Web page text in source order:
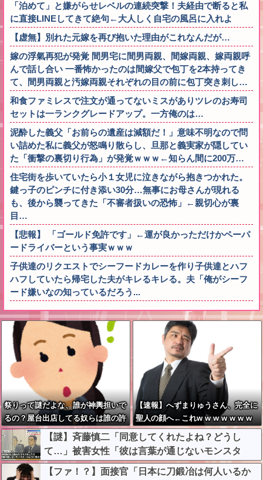
「泊めて」と嫌がらせレベルの連続突撃！夫経由で断ると私
に直接LINEしてきて絶句←大人しく自宅の風呂に入れよ
【虚無】別れた元嫁を再び抱いた理由がこれなんだが…
嫁の浮氣再犯が発覚 間男宅に間男両親、間嫁両親、嫁両親呼
んで話し合い 一番怖かったのは間嫁父で包丁を2本持ってき
て、間男両親と汚嫁両親それぞれの目の前に包丁突き刺し…
和食ファミレスで注文が通ってないミスがありツレのお寿司
セットは一ランクグレードアップ。一方俺のは…
泥酔した義父「お前らの遺産は減額だ！」意味不明なので問
い詰めた私に義父が怒鳴り散らし、旦那と義実家が隠してい
た「衝撃の裏切り行為」が発覚ｗｗｗ←知らん間に200万…
住宅街を歩いていたら小１女児に泣きながら抱きつかれた。
鍵っ子のピンチに付き添い30分…無事にお母さんが現れる
も、後から襲ってきた「不審者扱いの恐怖」←親切心が裏
目…
【悲報】 「ゴールド免許です」←運が良かっただけかペーパ
ードライバーという事実ｗｗｗ
子供達のリクエストでシーフードカレーを作り子供達とハフ
ハフしていたら帰宅した夫がキレるキレる。夫「俺がシーフ
ード嫌いなの知っているだろう...
祭りって謎だよな、誰が神輿担いで
るの？屋台出店してる奴らは誰の許
可を得て商売してるの？
【速報】へずまりゅうさん、完全に
聖人の顔へ←これw w w w w w w
w
【謎】斉藤慎二「同意してくれたよね？どうし
て…」被害女性「彼は言葉が通じないモンスタ
ー」
【ファ！？】面接官「日本に刀鍛冶は何人いるか